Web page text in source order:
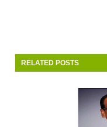
RELATED POSTS